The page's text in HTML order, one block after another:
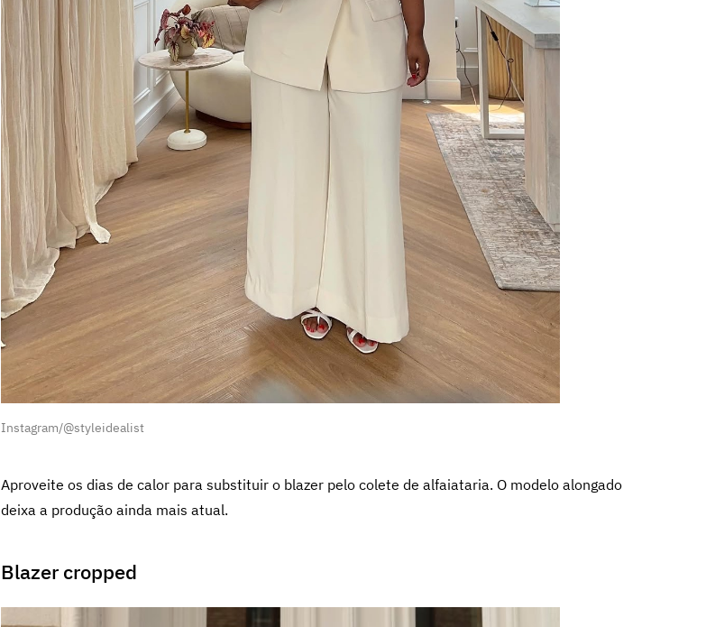
Instagram/@styleidealist
Aproveite os dias de calor para substituir o blazer pelo colete de alfaiataria. O modelo alongado
deixa a produção ainda mais atual.
Blazer cropped